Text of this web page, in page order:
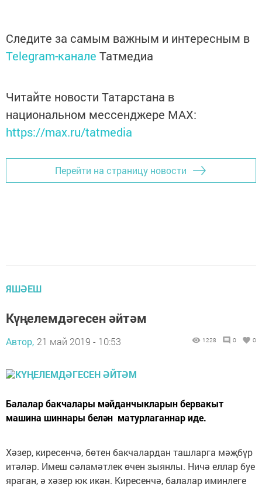
Следите за самым важным и интересным в
Telegram-канале Татмедиа
Читайте новости Татарстана в
национальном мессенджере MАХ:
https://max.ru/tatmedia
Перейти на страницу новости
ЯШӘЕШ
Күңелемдәгесен әйтәм
Автор, 21 май 2019 - 10:53 1228 0 0
Балалар бакчалары мәйданчык­ларын бервакыт
машина шиннары белән матурлаганнар иде.
Хәзер, киресенчә, бөтен бакчалардан ташларга мәҗбүр
итәләр. Имеш сәламәтлек өчен зыянлы. Ничә еллар буе
яраган, ә хәзер юк икән. Киресенчә, балалар иминлеге